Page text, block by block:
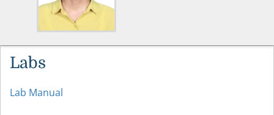
Labs
Lab Manual